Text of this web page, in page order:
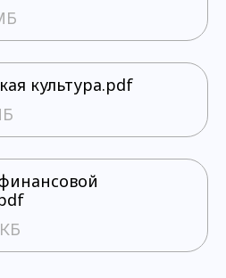
культура.pdf